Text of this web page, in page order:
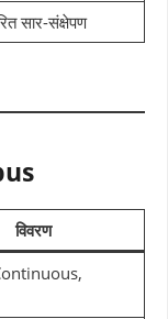
सार-संक्षेपण
विवरण